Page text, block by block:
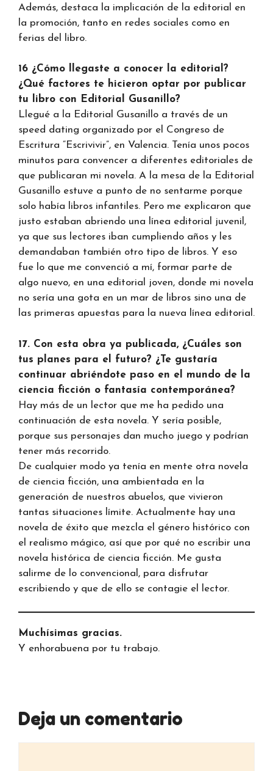
Además, destaca la implicación de la editorial en
la promoción, tanto en redes sociales como en
ferias del libro.
16 ¿Cómo llegaste a conocer la editorial?
¿Qué factores te hicieron optar por publicar
tu libro con Editorial Gusanillo?
Llegué a la Editorial Gusanillo a través de un
speed dating organizado por el Congreso de
Escritura “Escrivivir”, en Valencia. Tenía unos pocos
minutos para convencer a diferentes editoriales de
que publicaran mi novela. A la mesa de la Editorial
Gusanillo estuve a punto de no sentarme porque
solo había libros infantiles. Pero me explicaron que
justo estaban abriendo una línea editorial juvenil,
ya que sus lectores iban cumpliendo años y les
demandaban también otro tipo de libros. Y eso
fue lo que me convenció a mí, formar parte de
algo nuevo, en una editorial joven, donde mi novela
no sería una gota en un mar de libros sino una de
las primeras apuestas para la nueva línea editorial.
17. Con esta obra ya publicada, ¿Cuáles son
tus planes para el futuro? ¿Te gustaría
continuar abriéndote paso en el mundo de la
ciencia ficción o fantasía contemporánea?
Hay más de un lector que me ha pedido una
continuación de esta novela. Y sería posible,
porque sus personajes dan mucho juego y podrían
tener más recorrido.
De cualquier modo ya tenía en mente otra novela
de ciencia ficción, una ambientada en la
generación de nuestros abuelos, que vivieron
tantas situaciones límite. Actualmente hay una
novela de éxito que mezcla el género histórico con
el realismo mágico, así que por qué no escribir una
novela histórica de ciencia ficción. Me gusta
salirme de lo convencional, para disfrutar
escribiendo y que de ello se contagie el lector.
Muchísimas gracias.
Y enhorabuena por tu trabajo.
Deja un comentario